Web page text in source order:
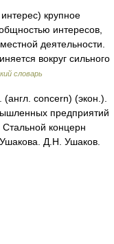
крупное
интересов,
деятельности.
вокруг сильного
словарь
concern) (экон.).
предприятий
концерн
Д.Н. Ушаков.